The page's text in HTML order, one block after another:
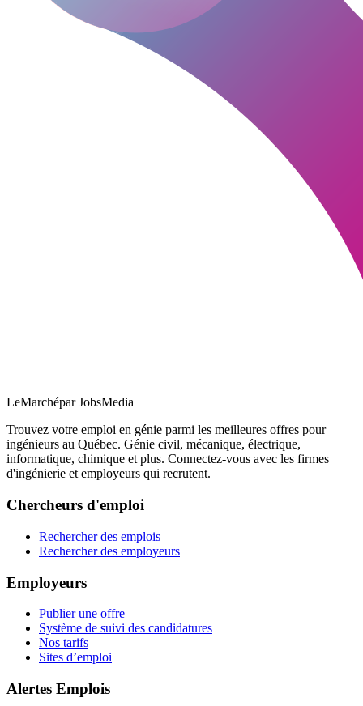
LeMarchépar JobsMedia
Trouvez votre emploi en génie parmi les meilleures offres pour
ingénieurs au Québec. Génie civil, mécanique, électrique,
informatique, chimique et plus. Connectez-vous avec les firmes
d'ingénierie et employeurs qui recrutent.
Chercheurs d'emploi
Rechercher des emplois
Rechercher des employeurs
Employeurs
Publier une offre
Système de suivi des candidatures
Nos tarifs
Sites d’emploi
Alertes Emplois